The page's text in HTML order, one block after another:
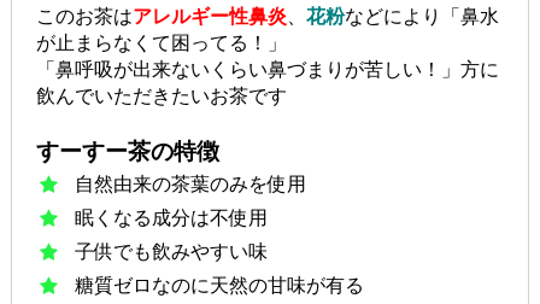
このお茶はアレルギー性鼻炎、 花粉などにより「鼻水
が止まらなくて困ってる！」
「鼻呼吸が出来ないくらい鼻づまりが苦しい！」方に
飲んでいただきたいお茶です
すーすー茶の特徴
自然由来の茶葉のみを使用
眠くなる成分は不使用
子供でも飲みやすい味
糖質ゼロなのに天然の甘味が有る